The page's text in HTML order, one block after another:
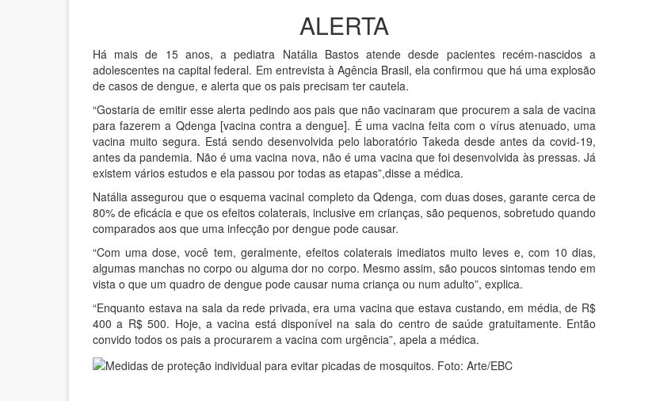
ALERTA
Há mais de 15 anos, a pediatra Natália Bastos atende desde pacientes recém-nascidos a
adolescentes na capital federal. Em entrevista à Agência Brasil, ela confirmou que há uma explosão
de casos de dengue, e alerta que os pais precisam ter cautela.
“Gostaria de emitir esse alerta pedindo aos pais que não vacinaram que procurem a sala de vacina
para fazerem a Qdenga [vacina contra a dengue]. É uma vacina feita com o vírus atenuado, uma
vacina muito segura. Está sendo desenvolvida pelo laboratório Takeda desde antes da covid-19,
antes da pandemia. Não é uma vacina nova, não é uma vacina que foi desenvolvida às pressas. Já
existem vários estudos e ela passou por todas as etapas”,disse a médica.
Natália assegurou que o esquema vacinal completo da Qdenga, com duas doses, garante cerca de
80% de eficácia e que os efeitos colaterais, inclusive em crianças, são pequenos, sobretudo quando
comparados aos que uma infecção por dengue pode causar.
“Com uma dose, você tem, geralmente, efeitos colaterais imediatos muito leves e, com 10 dias,
algumas manchas no corpo ou alguma dor no corpo. Mesmo assim, são poucos sintomas tendo em
vista o que um quadro de dengue pode causar numa criança ou num adulto”, explica.
“Enquanto estava na sala da rede privada, era uma vacina que estava custando, em média, de R$
400 a R$ 500. Hoje, a vacina está disponível na sala do centro de saúde gratuitamente. Então
convido todos os pais a procurarem a vacina com urgência”, apela a médica.